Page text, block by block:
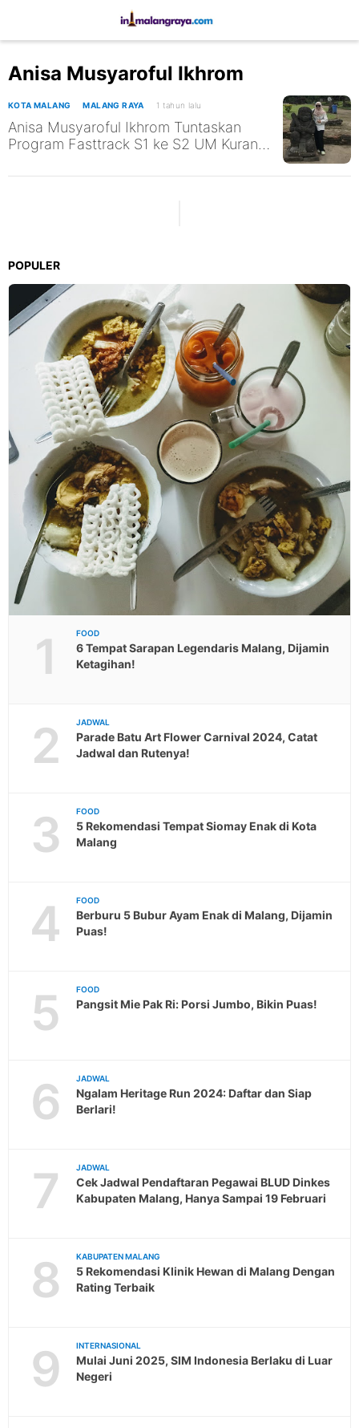
Anisa Musyaroful Ikhrom
KOTA MALANG MALANG RAYA 1 tahun lalu
Anisa Musyaroful Ikhrom Tuntaskan
Program Fasttrack S1 ke S2 UM Kurang
POPULER
1 FOOD
6 Tempat Sarapan Legendaris Malang, Dijamin
Ketagihan!
2 JADWAL
Parade Batu Art Flower Carnival 2024, Catat
Jadwal dan Rutenya!
3 FOOD
5 Rekomendasi Tempat Siomay Enak di Kota
Malang
4 FOOD
Berburu 5 Bubur Ayam Enak di Malang, Dijamin
Puas!
5 FOOD
Pangsit Mie Pak Ri: Porsi Jumbo, Bikin Puas!
6 JADWAL
Ngalam Heritage Run 2024: Daftar dan Siap
Berlari!
7 JADWAL
Cek Jadwal Pendaftaran Pegawai BLUD Dinkes
Kabupaten Malang, Hanya Sampai 19 Februari
8 KABUPATEN MALANG
5 Rekomendasi Klinik Hewan di Malang Dengan
Rating Terbaik
9 INTERNASIONAL
Mulai Juni 2025, SIM Indonesia Berlaku di Luar
Negeri